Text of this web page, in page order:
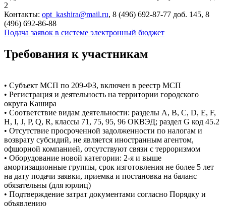
2
Контакты: opt_kashira@mail.ru, 8 (496) 692-87-77 доб. 145, 8
(496) 692-86-88
Подача заявок в системе электронный бюджет
Требования к участникам
• Субъект МСП по 209-ФЗ, включен в реестр МСП
• Регистрация и деятельность на территории городского
округа Кашира
• Соответствие видам деятельности: разделы A, B, C, D, E, F,
H, I, J, P, Q, R, классы 71, 75, 95, 96 ОКВЭД; раздел G код 45.2
• Отсутствие просроченной задолженности по налогам и
возврату субсидий, не является иностранным агентом,
офшорной компанией, отсутствуют связи с терроризмом
• Оборудование новой категории: 2-я и выше
амортизационные группы, срок изготовления не более 5 лет
на дату подачи заявки, приемка и постановка на баланс
обязательны (для юрлиц)
• Подтверждение затрат документами согласно Порядку и
объявлению